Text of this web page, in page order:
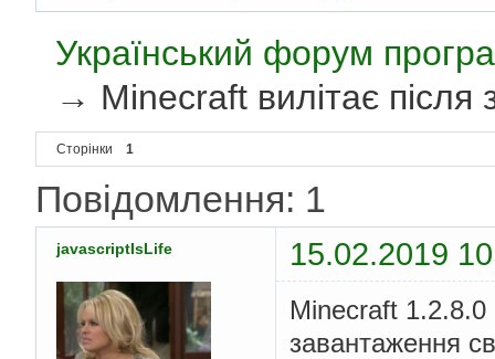
Український форум
→ Minecraft вилітає
Сторінки 1
Повідомлення: 1
javascriptIsLife 15.02.2019
Minecraft 1.2.8.0
завантаження